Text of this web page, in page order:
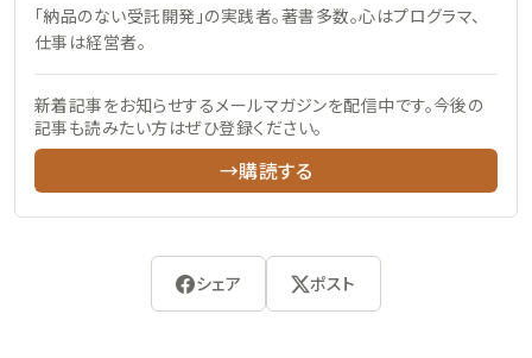
「納品のない受託開発」の実践者。著書多数。心はプログラマ、
仕事は経営者。
新着記事をお知らせするメールマガジンを配信中です。今後の
記事も読みたい方はぜひ登録ください。
→購読する
シェア ポスト